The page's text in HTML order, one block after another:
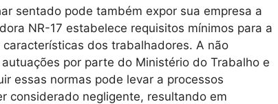
sentado pode também expor sua empresa a
NR-17 estabelece requisitos mínimos para a
dos trabalhadores. A não
por parte do Ministério do Trabalho e
essas normas pode levar a processos
considerado negligente, resultando em